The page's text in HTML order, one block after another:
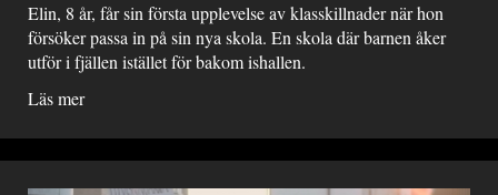
Elin, 8 år, får sin första upplevelse av klasskillnader när hon
försöker passa in på sin nya skola. En skola där barnen åker
utför i fjällen istället för bakom ishallen.
Läs mer